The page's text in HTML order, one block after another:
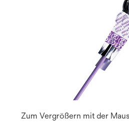
Zum Vergrößern mit der